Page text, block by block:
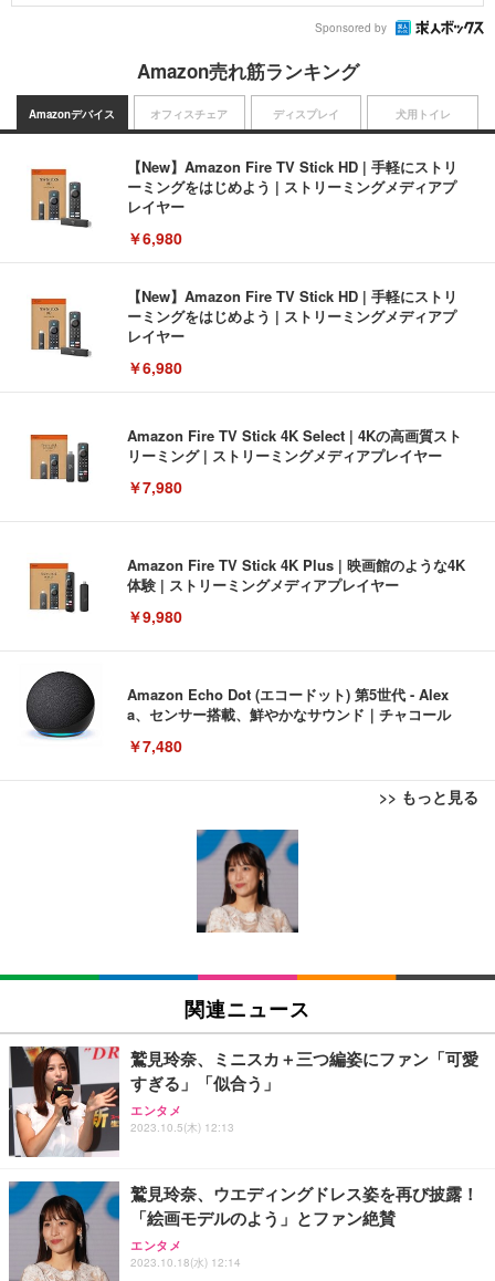
Sponsored by
Amazon売れ筋ランキング
Amazonデバイス
【New】Amazon Fire TV Stick HD | 手軽にストリ
ーミングをはじめよう | ストリーミングメディアプ
レイヤー
￥6,980
【New】Amazon Fire TV Stick HD | 手軽にストリ
ーミングをはじめよう | ストリーミングメディアプ
レイヤー
￥6,980
Amazon Fire TV Stick 4K Select | 4Kの高画質スト
リーミング | ストリーミングメディアプレイヤー
￥7,980
Amazon Fire TV Stick 4K Plus | 映画館のような4K
体験 | ストリーミングメディアプレイヤー
￥9,980
Amazon Echo Dot (エコードット) 第5世代 - Alex
a、センサー搭載、鮮やかなサウンド｜チャコール
￥7,480
>> もっと見る
オフィスチェア
[EdoErgo] オフィスチェア 椅子 テレワーク 疲れな
い 跳ね上げ式アームレスト コンパクト 約105度ロッ
キング pc 事務椅子 360度回転 座面昇降 強化ナイロ
ン樹脂ベース 通気性メッシュ 在宅ワーク H-WY01
(黒網+黒枠+黒足)
SIHOO B100 オフィスチェア／デスクチェア メッシ
ュチェア 人間工学 疲れない ブラック
￥27,999
Sezlife オフィスチェア デスクチェア 疲れない テレ
ワーク チェア 強化バックレスト 30度ロッキング機
能 人間工学 椅子 腰サポート 90度跳ね上げ式アーム
務用 おしゃれ パソコンチェア (ブラック)
Sezlife オフィスチェア デスクチェア 疲れない テレ
ワーク チェア 強化バックレスト 30度ロッキング機
能 人間工学 椅子 腰サポート 90度跳ね上げ式アーム
ディスプレイ
EIZO ビジネス向けプレミアムモニター | FlexScan
EV3240X-WT | 31.5型4K UHD・USB Type-C・ホワ
EIZO ビジネス向けプレミアムモニター | FlexScan
￥109,572
【純正品】27"ゲーミングモニター DualSense 充電
フック付き（CFI-ZDM1J）
【整備済み品】Dell E2724HS 27インチ 液晶モニタ
ー フルHD（1920×1080）VA 非光沢 HDMI/DisplayP
ort/VGA スピーカー内蔵 高さ調整 スイベル VESA対
犬用トイレ
Amazonベーシック ペットシーツ 薄型 レギュラー 1
回使い捨て 無香料 ホワイト 300枚
Amazonベーシック ペットシーツ 厚型 ワイド 42枚
x2袋(84枚) ホワイト(吸収面:ライトブルー)
￥3,234
ネオ・ルーライフ ネオ・オムツ L 中型犬用 26枚入
り 単品
Smart Basic(スマートベーシック) 【Amazon.co.jp
限定】 Smart Basic アイリスオーヤマ ペットシーツ
超厚型 お徳用 ワイド 100枚入 (x 1) (ケース販売)
関連ニュース
鷲見玲奈、ミニスカ＋三つ編姿にファン「可愛
すぎる」「似合う」
エンタメ
2023.10.5(木) 12:13
鷲見玲奈、ウエディングドレス姿を再び披露！
「絵画モデルのよう」とファン絶賛
エンタメ
2023.10.18(水) 12:14